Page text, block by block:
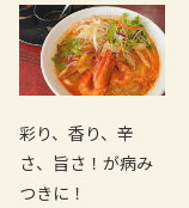
彩り、香り、辛
さ、旨さ！が病み
つきに！